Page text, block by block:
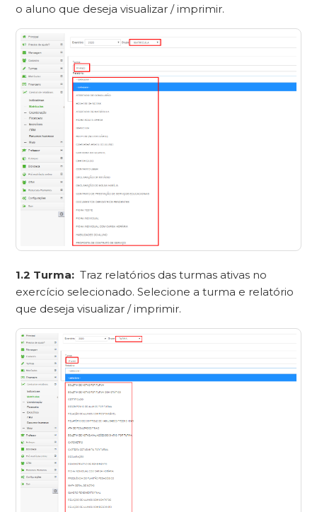
o aluno que deseja visualizar / imprimir.
1.2 Turma: Traz relatórios das turmas ativas no
exercício selecionado. Selecione a turma e relatório
que deseja visualizar / imprimir.